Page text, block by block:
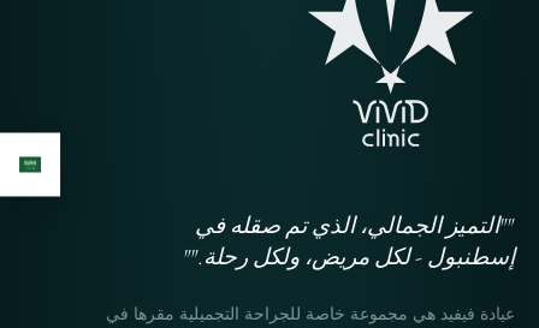
""التميز الجمالي، الذي تم صقله في
إسطنبول - لكل مريض، ولكل رحلة.""
عيادة فيفيد هي مجموعة خاصة للجراحة التجميلية مقرها في